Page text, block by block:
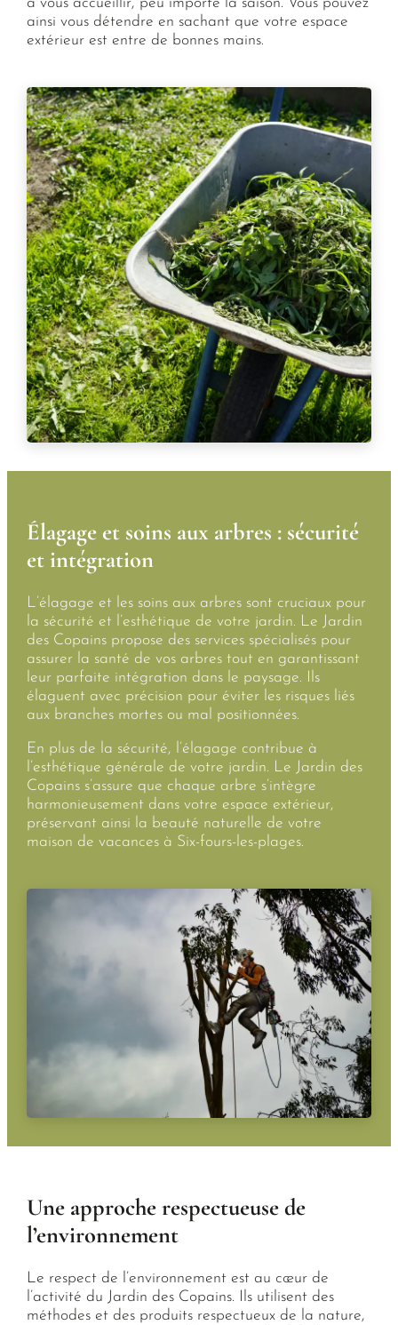
à vous accueillir, peu importe la saison. Vous pouvez
ainsi vous détendre en sachant que votre espace
extérieur est entre de bonnes mains.
Élagage et soins aux arbres : sécurité
et intégration
L’élagage et les soins aux arbres sont cruciaux pour
la sécurité et l’esthétique de votre jardin. Le Jardin
des Copains propose des services spécialisés pour
assurer la santé de vos arbres tout en garantissant
leur parfaite intégration dans le paysage. Ils
élaguent avec précision pour éviter les risques liés
aux branches mortes ou mal positionnées.
En plus de la sécurité, l’élagage contribue à
l’esthétique générale de votre jardin. Le Jardin des
Copains s’assure que chaque arbre s’intègre
harmonieusement dans votre espace extérieur,
préservant ainsi la beauté naturelle de votre
maison de vacances à Six-fours-les-plages.
Une approche respectueuse de
l’environnement
Le respect de l’environnement est au cœur de
l’activité du Jardin des Copains. Ils utilisent des
méthodes et des produits respectueux de la nature,